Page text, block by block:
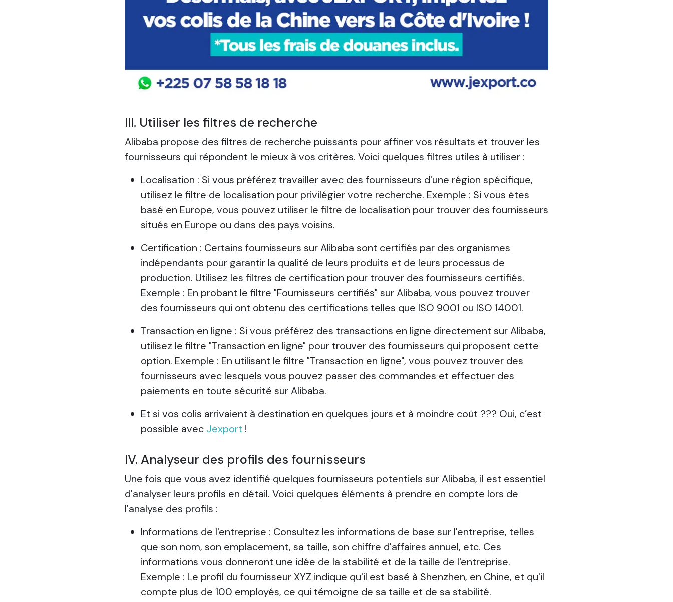
III. Utiliser les filtres de recherche
Alibaba propose des filtres de recherche puissants pour affiner vos résultats et trouver les
fournisseurs qui répondent le mieux à vos critères. Voici quelques filtres utiles à utiliser :
Localisation : Si vous préférez travailler avec des fournisseurs d'une région spécifique,
utilisez le filtre de localisation pour privilégier votre recherche. Exemple : Si vous êtes
basé en Europe, vous pouvez utiliser le filtre de localisation pour trouver des fournisseurs
situés en Europe ou dans des pays voisins.
Certification : Certains fournisseurs sur Alibaba sont certifiés par des organismes
indépendants pour garantir la qualité de leurs produits et de leurs processus de
production. Utilisez les filtres de certification pour trouver des fournisseurs certifiés.
Exemple : En probant le filtre "Fournisseurs certifiés" sur Alibaba, vous pouvez trouver
des fournisseurs qui ont obtenu des certifications telles que ISO 9001 ou ISO 14001.
Transaction en ligne : Si vous préférez des transactions en ligne directement sur Alibaba,
utilisez le filtre "Transaction en ligne" pour trouver des fournisseurs qui proposent cette
option. Exemple : En utilisant le filtre "Transaction en ligne", vous pouvez trouver des
fournisseurs avec lesquels vous pouvez passer des commandes et effectuer des
paiements en toute sécurité sur Alibaba.
Et si vos colis arrivaient à destination en quelques jours et à moindre coût ??? Oui, c’est
possible avec Jexport !
IV. Analyseur des profils des fournisseurs
Une fois que vous avez identifié quelques fournisseurs potentiels sur Alibaba, il est essentiel
d'analyser leurs profils en détail. Voici quelques éléments à prendre en compte lors de
l'analyse des profils :
Informations de l'entreprise : Consultez les informations de base sur l'entreprise, telles
que son nom, son emplacement, sa taille, son chiffre d'affaires annuel, etc. Ces
informations vous donneront une idée de la stabilité et de la taille de l'entreprise.
Exemple : Le profil du fournisseur XYZ indique qu'il est basé à Shenzhen, en Chine, et qu'il
compte plus de 100 employés, ce qui témoigne de sa taille et de sa stabilité.